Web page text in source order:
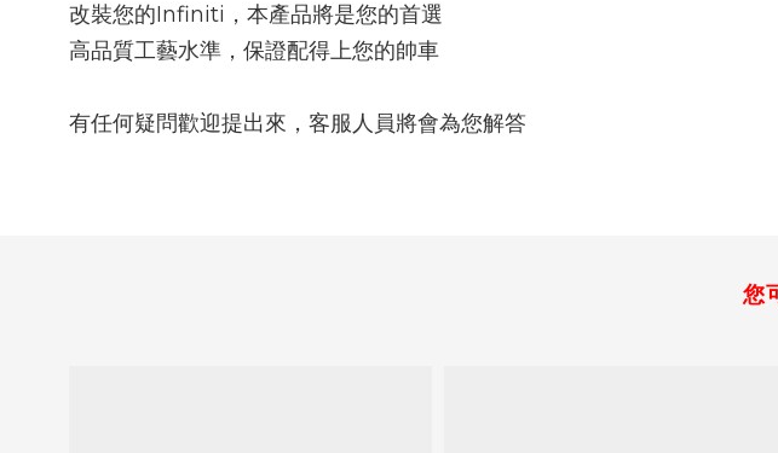
改裝您的Infiniti，本產品將是您的首選
高品質工藝水準，保證配得上您的帥車
有任何疑問歡迎提出來，客服人員將會為您解答
您